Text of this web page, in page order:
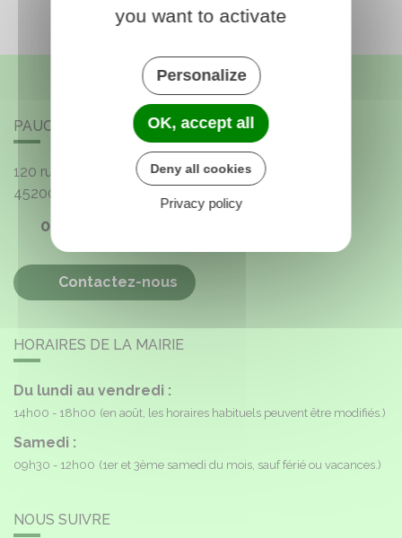
PAUCOURT
120 rue de l'Église
45200
02 38 85 40 16
Contactez-nous
HORAIRES DE LA MAIRIE
Du lundi au vendredi :
14h00 - 18h00 (en août, les horaires habituels peuvent être modifiés.)
Samedi :
09h30 - 12h00 (1er et 3ème samedi du mois, sauf férié ou vacances.)
NOUS SUIVRE
you want to activate
Personalize
OK, accept all
Deny all cookies
Privacy policy